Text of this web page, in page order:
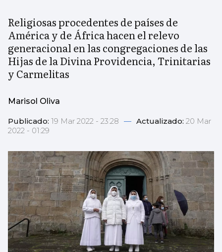
Religiosas procedentes de países de
América y de África hacen el relevo
generacional en las congregaciones de las
Hijas de la Divina Providencia, Trinitarias
y Carmelitas
Marisol Oliva
Publicado: 19 Mar 2022 - 23:28 — Actualizado: 20 Mar
2022 - 01:29